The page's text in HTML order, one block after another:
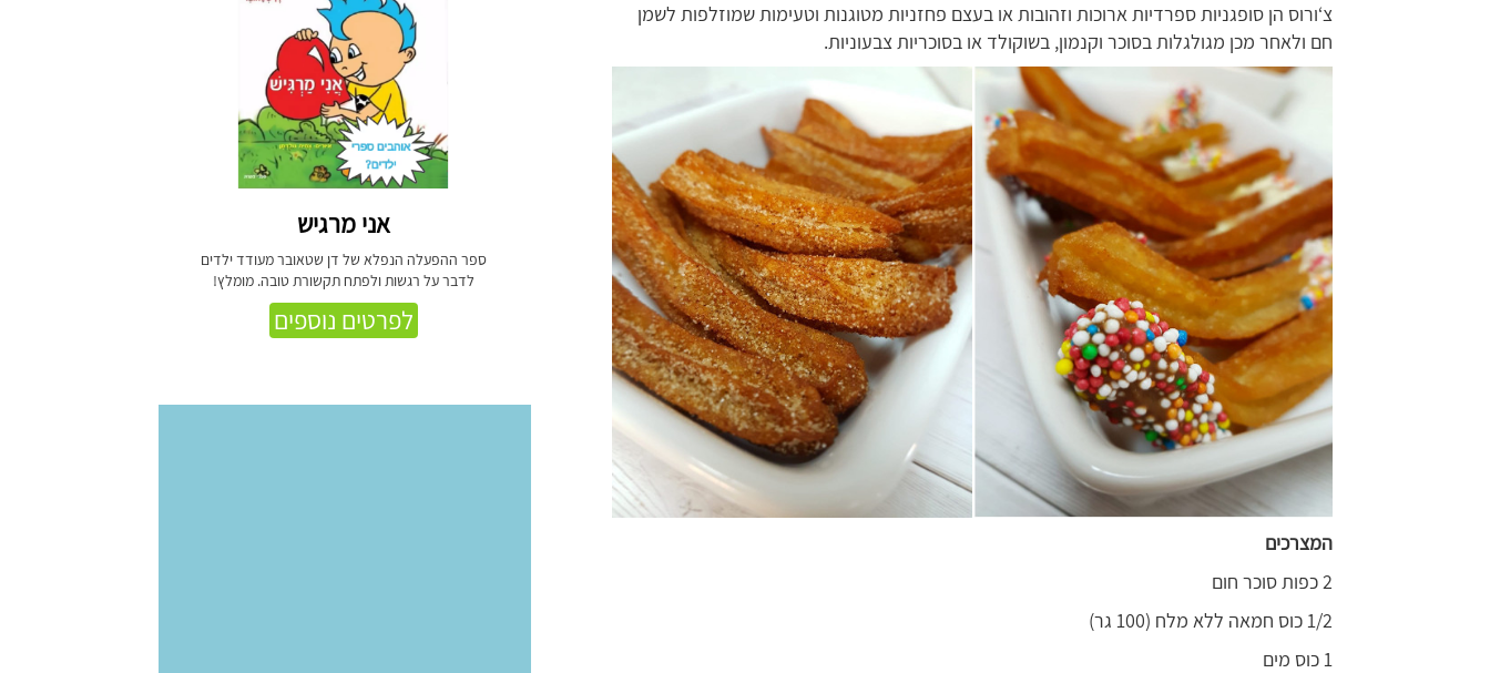
צ‘ורוס הן סופגניות ספרדיות ארוכות וזהובות או בעצם פחזניות מטוגנות וטעימות שמוזלפות לשמן
חם ולאחר מכן מגולגלות בסוכר וקנמון, בשוקולד או בסוכריות צבעוניות.
המצרכים
2 כפות סוכר חום
1/2 כוס חמאה ללא מלח (100 גר)
1 כוס מים
אני מרגיש
ספר ההפעלה הנפלא של דן שטאובר מעודד ילדים
לדבר על רגשות ולפתח תקשורת טובה. מומלץ!
לפרטים נוספים